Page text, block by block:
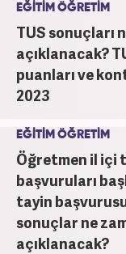
EĞİTİM ÖĞRETİM
TUS sonuçları
açıklanacak?
puanları ve
2023
EĞİTİM ÖĞRETİM
Öğretmen il içi
başvuruları
tayin başvurusu
sonuçlar ne
açıklanacak?